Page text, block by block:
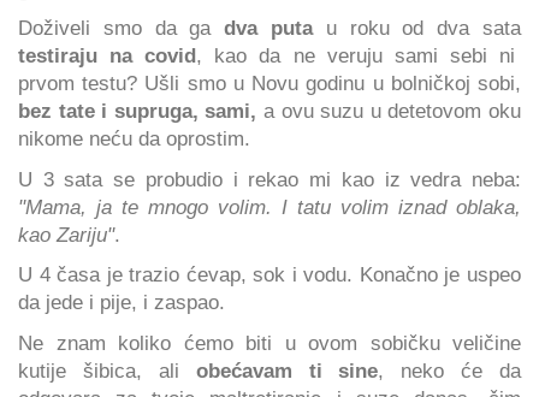
Doživeli smo da ga dva putau roku od dva sata
testiraju na covid , kao da ne veruju sami sebi ni
prvom testu? Ušli smo u Novu godinu u bolničkoj sobi,
bez tate i supruga, sami, a ovu suzu u detetovom oku
nikome neću da oprostim.
U 3 sata se probudio i rekao mi kao iz vedra neba:
"Mama, ja te mnogo volim. I tatu volim iznad oblaka,
kao Zariju".
U 4 časa je trazio ćevap, sok i vodu. Konačno je uspeo
da jede i pije, i zaspao.
Ne znam koliko ćemo biti u ovom sobičku veličine
kutije šibica, ali obećavam ti sine, neko će da